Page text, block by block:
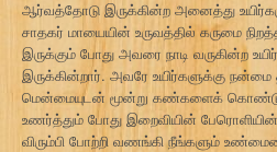
ஆர்வத்தோடு இருக்கின்ற அனைத்து
சாதகர் மாயையின் உருவத்தில் கருமை
இருக்கும் போது அவரை நாடி வருகின்ற
இருக்கின்றார். அவரே உயிர்களுக்கு
மென்மையுடன் மூன்று கண்களைக்
உணர்த்தும் போது இறைவியின்
விரும்பி போற்றி வணங்கி நீங்களும்